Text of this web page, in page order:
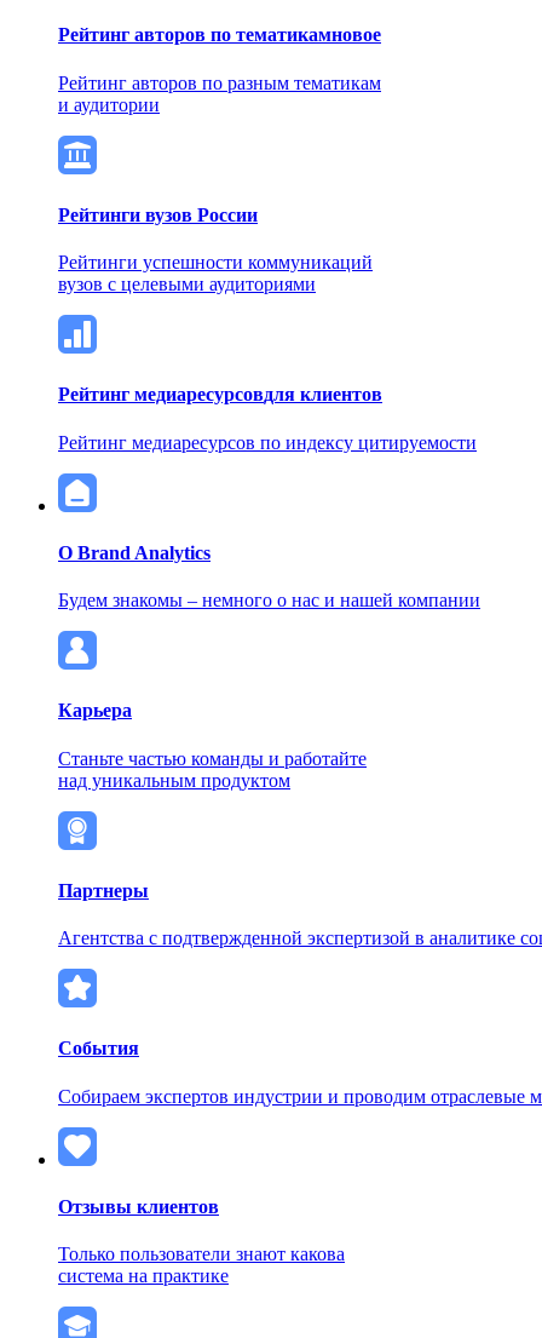
Рейтинг авторов по тематикамновое
Рейтинг авторов по разным тематикам
и аудитории
Рейтинги вузов России
Рейтинги успешности коммуникаций
вузов с целевыми аудиториями
Рейтинг медиаресурсовдля клиентов
Рейтинг медиаресурсов по индексу цитируемости
О Brand Analytics
Будем знакомы – немного о нас и нашей компании
Карьера
Станьте частью команды и работайте
над уникальным продуктом
Партнеры
Агентства с подтвержденной экспертизой в аналитике
События
Собираем экспертов индустрии и проводим отраслевые
Отзывы клиентов
Только пользователи знают какова
система на практике